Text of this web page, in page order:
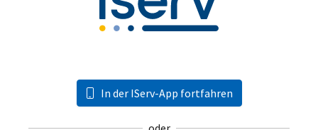
In der IServ-App fortfahren